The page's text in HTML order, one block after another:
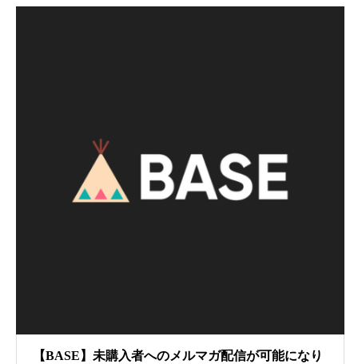
【BASE】未購入者へのメルマガ配信が可能になり